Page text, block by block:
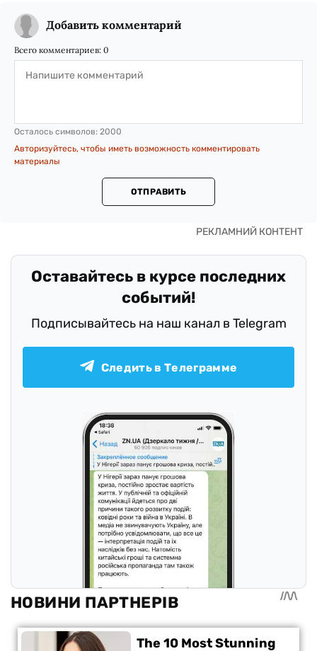
Добавить комментарий
Всего комментариев: 0
Осталось символов: 2000
Авторизуйтесь, чтобы иметь возможность комментировать
материалы
ОТПРАВИТЬ
Оставайтесь в курсе последних
событий!
Подписывайтесь на наш канал в Telegram
Следить в Телеграмме